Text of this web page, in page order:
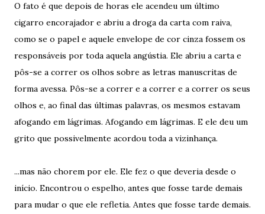
O fato é que depois de horas ele acendeu um último
cigarro encorajador e abriu a droga da carta com raiva,
como se o papel e aquele envelope de cor cinza fossem os
responsáveis por toda aquela angústia. Ele abriu a carta e
pôs-se a correr os olhos sobre as letras manuscritas de
forma avessa. Pôs-se a correr e a correr e a correr os seus
olhos e, ao final das últimas palavras, os mesmos estavam
afogando em lágrimas. Afogando em lágrimas. E ele deu um
grito que possivelmente acordou toda a vizinhança.
...mas não chorem por ele. Ele fez o que deveria desde o
início. Encontrou o espelho, antes que fosse tarde demais
para mudar o que ele refletia. Antes que fosse tarde demais.